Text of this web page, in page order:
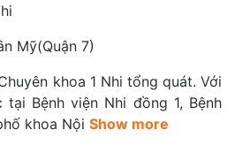
Mỹ(Quận 7)
khoa 1 Nhi tổng quát. Với
Bệnh viện Nhi đồng 1, Bệnh
khoa Nội Show more